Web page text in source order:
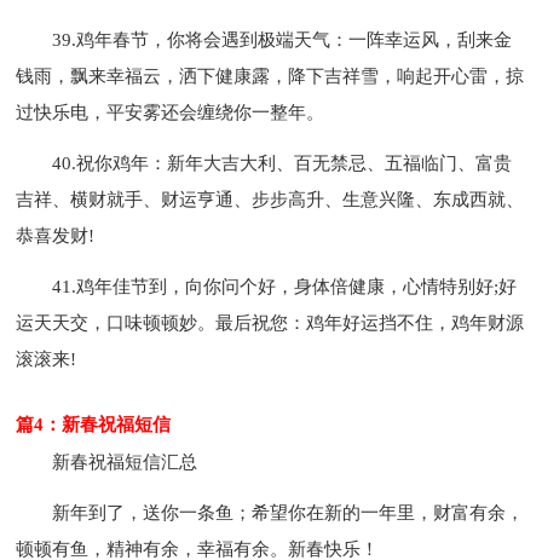
39.鸡年春节，你将会遇到极端天气：一阵幸运风，刮来金
钱雨，飘来幸福云，洒下健康露，降下吉祥雪，响起开心雷，掠
过快乐电，平安雾还会缠绕你一整年。
40.祝你鸡年：新年大吉大利、百无禁忌、五福临门、富贵
吉祥、横财就手、财运亨通、步步高升、生意兴隆、东成西就、
恭喜发财!
41.鸡年佳节到，向你问个好，身体倍健康，心情特别好;好
运天天交，口味顿顿妙。最后祝您：鸡年好运挡不住，鸡年财源
滚滚来!
篇4：新春祝福短信
新春祝福短信汇总
新年到了，送你一条鱼；希望你在新的一年里，财富有余，
顿顿有鱼，精神有余，幸福有余。新春快乐！